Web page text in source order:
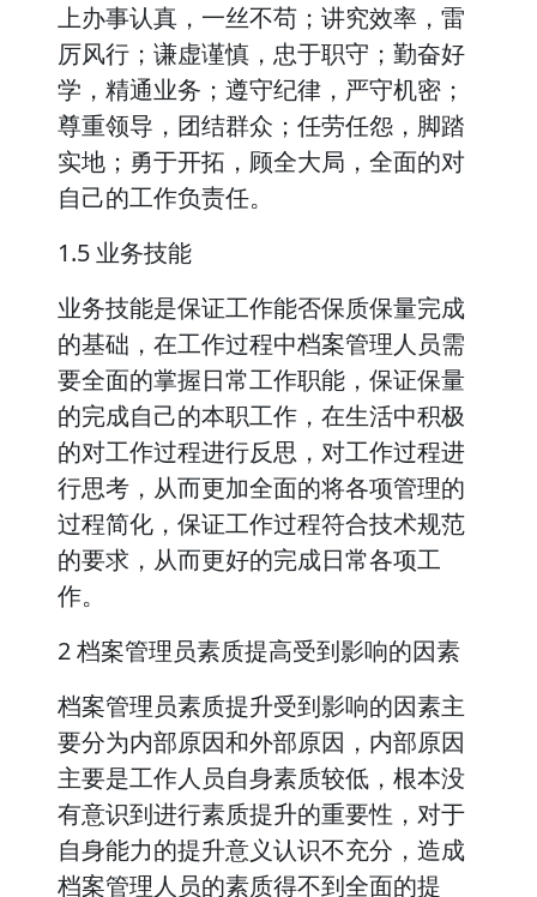
上办事认真，一丝不苟；讲究效率，雷
厉风行；谦虚谨慎，忠于职守；勤奋好
学，精通业务；遵守纪律，严守机密；
尊重领导，团结群众；任劳任怨，脚踏
实地；勇于开拓，顾全大局，全面的对
自己的工作负责任。
1.5 业务技能
业务技能是保证工作能否保质保量完成
的基础，在工作过程中档案管理人员需
要全面的掌握日常工作职能，保证保量
的完成自己的本职工作，在生活中积极
的对工作过程进行反思，对工作过程进
行思考，从而更加全面的将各项管理的
过程简化，保证工作过程符合技术规范
的要求，从而更好的完成日常各项工
作。
2 档案管理员素质提高受到影响的因素
档案管理员素质提升受到影响的因素主
要分为内部原因和外部原因，内部原因
主要是工作人员自身素质较低，根本没
有意识到进行素质提升的重要性，对于
自身能力的提升意义认识不充分，造成
档案管理人员的素质得不到全面的提